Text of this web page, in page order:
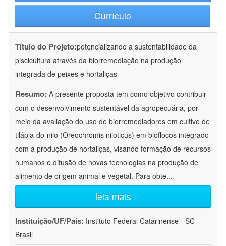
Currículo
Título do Projeto:potencializando a sustentabilidade da
piscicultura através da biorremediação na produção
integrada de peixes e hortaliças
Resumo: A presente proposta tem como objetivo contribuir
com o desenvolvimento sustentável da agropecuária, por
meio da avaliação do uso de biorremediadores em cultivo de
tilápia-do-nilo (Oreochromis niloticus) em bioflocos integrado
com a produção de hortaliças, visando formação de recursos
humanos e difusão de novas tecnologias na produção de
alimento de origem animal e vegetal. Para obte...
leia mais
Instituição/UF/País: Instituto Federal Catarinense - SC -
Brasil